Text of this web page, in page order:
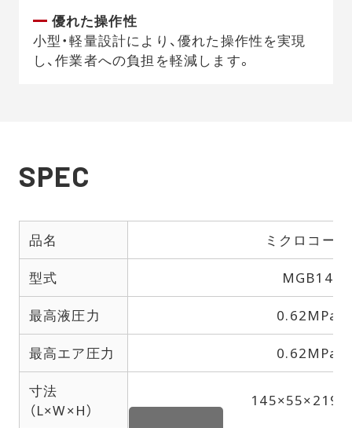
優れた操作性
小型・軽量設計により、優れた操作性を実現
し、作業者への負担を軽減します。
SPEC
品名 ミクロコート
型式 MGB14
最高液圧力 0.62MPa
最高エア圧力 0.62MPa
寸法
（L×W×H）